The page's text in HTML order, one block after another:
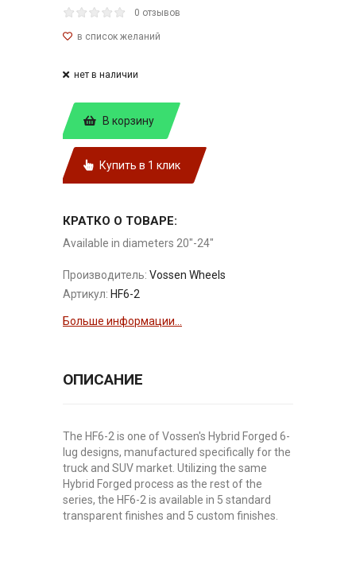
0 отзывов
нет в наличии
В корзину
Купить в 1 клик
КРАТКО О ТОВАРЕ:
Available in diameters 20"-24"
Производитель: Vossen Wheels
Артикул: HF6-2
Больше информации...
ОПИСАНИЕ
The HF6-2 is one of Vossen's Hybrid Forged 6-
lug designs, manufactured specifically for the
truck and SUV market. Utilizing the same
Hybrid Forged process as the rest of the
series, the HF6-2 is available in 5 standard
transparent finishes and 5 custom finishes.